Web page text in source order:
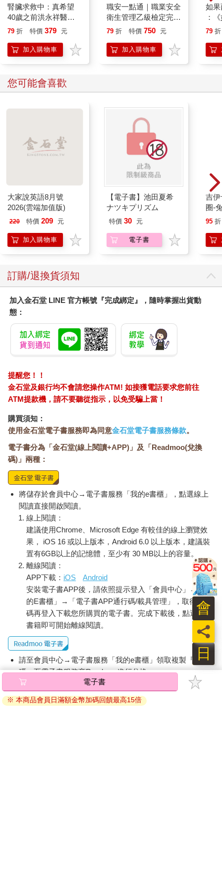
腎臟求救中：真希望
40歲之前洪永祥醫師
就告訴我這些事
79 折 特價 379 元
加入購物車
職安一點通｜職業安全
衛生管理乙級檢定完勝
攻略｜2026版(套書)
79 折 特價 750 元
加入購物車
如
：
喵
79 折
您可能會喜歡
大家說英語8月號
2026(雲端加值版)
220 特價 209 元
加入購物車
【電子書】池田夏希
ナツキプリズム
特價 30 元
電子書
吉伊卡哇
圈-
95 折
訂購/退換貨須知
加入金石堂 LINE 官方帳號『完成綁定』，隨時掌握出貨動
態：
提醒您！！
金石堂及銀行均不會請您操作ATM! 如接獲電話要求您前往
ATM提款機，請不要聽從指示，以免受騙上當！
購買須知：
使用金石堂電子書服務即為同意金石堂電子書服務條款。
電子書分為「金石堂(線上閱讀+APP)」及「Readmoo(兌換
碼)」兩種：
將儲存於會員中心→電子書服務「我的e書櫃」，點選線上
閱讀直接開啟閱讀。
線上閱讀：
建議使用Chrome、Microsoft Edge 有較佳的線上瀏覽效
果， iOS 16 或以上版本，Android 6.0 以上版本，建議裝
置有6GB以上的記憶體，至少有 30 MB以上的容量。
離線閱讀：
APP下載： iOS
Android
安裝電子書APP後，請依照提示登入「會員中心」→「我
的E書櫃」→「電子書APP通行碼/載具管理」，取得通行
碼再登入下載您所購買的電子書。完成下載後，點選任一
書籍即可開始離線閱讀。
請至會員中心→電子書服務「我的e書櫃」領取複製『兌換
碼』至電子書服務商Readmoo進行兌換。
退換貨須知：
因版權保護，您在金石堂所購買的電子書僅能以金石堂專屬
日
員
會